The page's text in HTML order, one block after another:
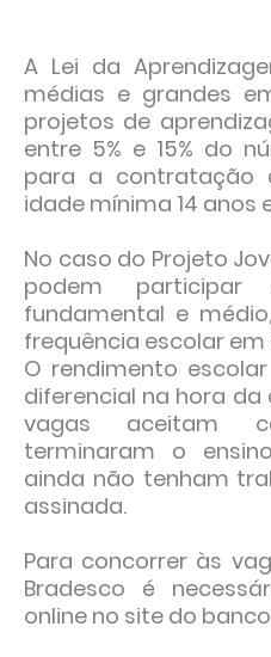
A Lei da
médias e grandes
projetos de
entre 5% e 15% do
para a contratação
idade mínima 14 anos
No caso do Projeto
podem
fundamental e
frequência escolar em
O rendimento
diferencial na hora
vagas aceitam
terminaram o
ainda não tenham
assinada.
Para concorrer às
Bradesco é
online no site do